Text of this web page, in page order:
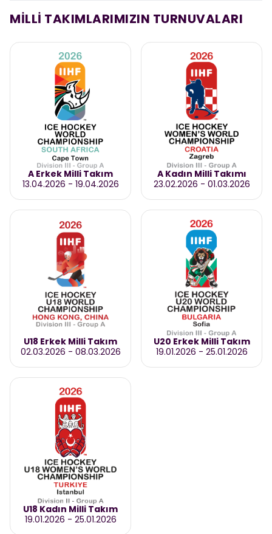
MİLLİ TAKIMLARIMIZIN TURNUVALARI
A Erkek Milli Takım
13.04.2026 - 19.04.2026
A Kadın Milli Takımı
23.02.2026 - 01.03.2026
U18 Erkek Milli Takım
02.03.2026 - 08.03.2026
U20 Erkek Milli Takım
19.01.2026 - 25.01.2026
U18 Kadın Milli Takım
19.01.2026 - 25.01.2026